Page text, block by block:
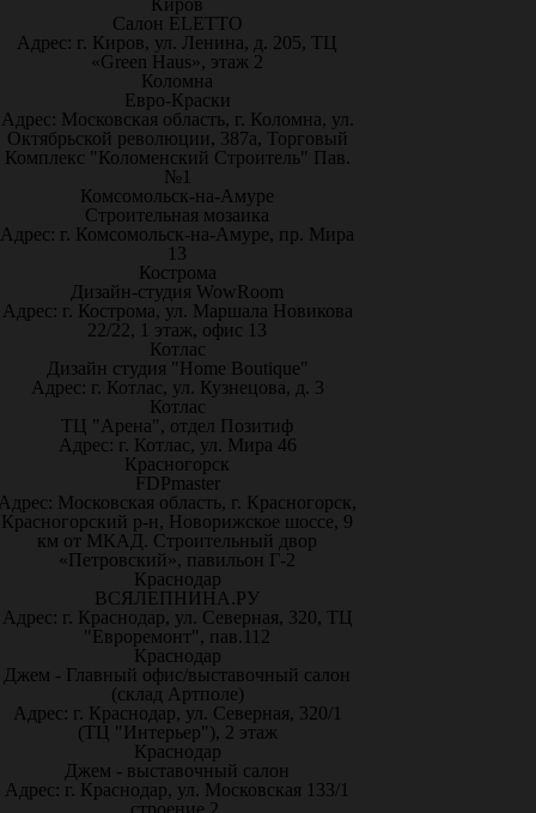
Киров
Салон ELETTO
Адрес: г. Киров, ул. Ленина, д. 205, ТЦ
«Green Haus», этаж 2
Коломна
Евро-Краски
Адрес: Московская область, г. Коломна, ул.
Октябрьской революции, 387а, Торговый
Комплекс "Коломенский Строитель" Пав.
№1
Комсомольск-на-Амуре
Строительная мозаика
Адрес: г. Комсомольск-на-Амуре, пр. Мира
13
Кострома
Дизайн-студия WowRoom
Адрес: г. Кострома, ул. Маршала Новикова
22/22, 1 этаж, офис 13
Котлас
Дизайн студия "Home Boutique"
Адрес: г. Котлас, ул. Кузнецова, д. 3
Котлас
ТЦ "Арена", отдел Позитиф
Адрес: г. Котлас, ул. Мира 46
Красногорск
FDPmaster
Московская область, г. Красногорск,
Красногорский р-н, Новорижское шоссе, 9
км от МКАД. Строительный двор
«Петровский», павильон Г-2
Краснодар
ВСЯЛЕПНИНА.РУ
Адрес: г. Краснодар, ул. Северная, 320, ТЦ
"Евроремонт", пав.112
Краснодар
Джем - Главный офис/выставочный салон
(склад Артполе)
Адрес: г. Краснодар, ул. Северная, 320/1
(ТЦ "Интерьер"), 2 этаж
Краснодар
Джем - выставочный салон
Адрес: г. Краснодар, ул. Московская 133/1